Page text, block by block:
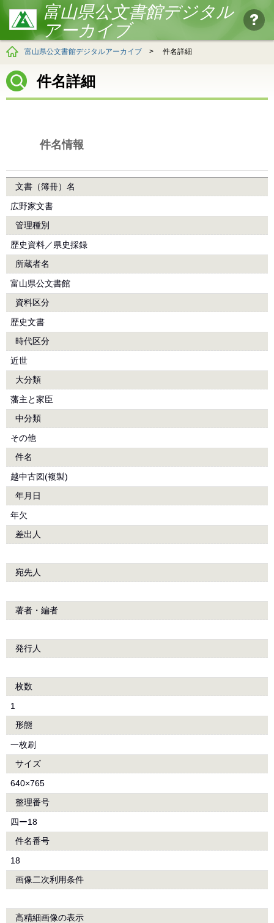
富山県公文書館デジタル
アーカイブ
富山県公文書館デジタルアーカイブ > 件名詳細
件名詳細
件名情報
文書（簿冊）名
広野家文書
管理種別
歴史資料／県史採録
所蔵者名
富山県公文書館
資料区分
歴史文書
時代区分
近世
大分類
藩主と家臣
中分類
その他
件名
越中古図(複製)
年月日
年欠
差出人
宛先人
著者・編者
発行人
枚数
1
形態
一枚刷
サイズ
640×765
整理番号
四ー18
件名番号
18
画像二次利用条件
高精細画像の表示